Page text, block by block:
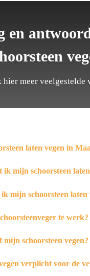
en
meer veelgestelde
laten vegen in
ik mijn schoorsteen
mijn schoorsteen laten
te werk?
mijn schoorsteen vegen?
verplicht voor de